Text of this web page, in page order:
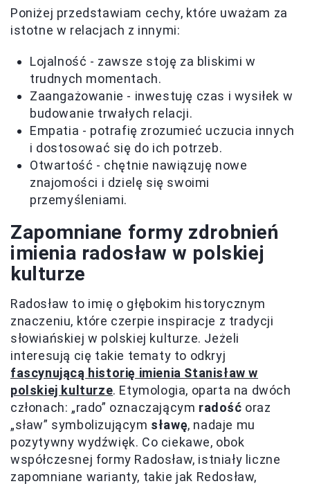
Poniżej przedstawiam cechy, które uważam za
istotne w relacjach z innymi:
Lojalność - zawsze stoję za bliskimi w
trudnych momentach.
Zaangażowanie - inwestuję czas i wysiłek w
budowanie trwałych relacji.
Empatia - potrafię zrozumieć uczucia innych
i dostosować się do ich potrzeb.
Otwartość - chętnie nawiązuję nowe
znajomości i dzielę się swoimi
przemyśleniami.
Zapomniane formy zdrobnień
imienia radosław w polskiej
kulturze
Radosław to imię o głębokim historycznym
znaczeniu, które czerpie inspiracje z tradycji
słowiańskiej w polskiej kulturze. Jeżeli
interesują cię takie tematy to odkryj
fascynującą historię imienia Stanisław w
polskiej kulturze. Etymologia, oparta na dwóch
członach: „rado” oznaczającym radość oraz
„sław” symbolizującym sławę, nadaje mu
pozytywny wydźwięk. Co ciekawe, obok
współczesnej formy Radosław, istniały liczne
zapomniane warianty, takie jak Redosław,